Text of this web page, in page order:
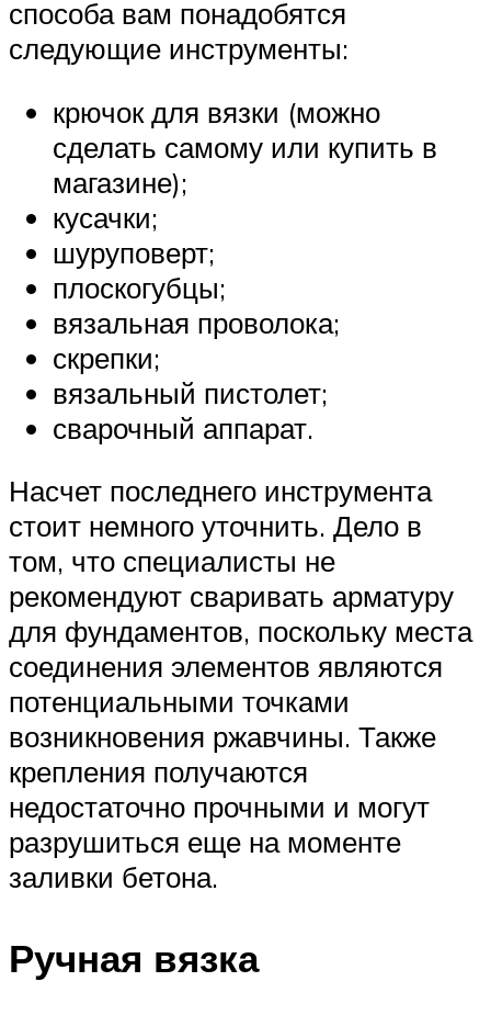
способа вам понадобятся
следующие инструменты:
крючок для вязки (можно
сделать самому или купить в
магазине);
кусачки;
шуруповерт;
плоскогубцы;
вязальная проволока;
скрепки;
вязальный пистолет;
сварочный аппарат.
Насчет последнего инструмента
стоит немного уточнить. Дело в
том, что специалисты не
рекомендуют сваривать арматуру
для фундаментов, поскольку места
соединения элементов являются
потенциальными точками
возникновения ржавчины. Также
крепления получаются
недостаточно прочными и могут
разрушиться еще на моменте
заливки бетона.
Ручная вязка